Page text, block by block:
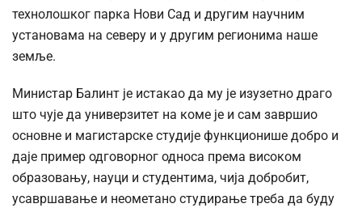
технолошког парка Нови Сад и другим научним
установама на северу и у другим регионима наше
земље.
Министар Балинт је истакао да му је изузетно драго
што чује да универзитет на коме је и сам завршио
основне и магистарске студије функционише добро и
даје пример одговорног односа према високом
образовању, науци и студентима, чија добробит,
усавршавање и неометано студирање треба да буду